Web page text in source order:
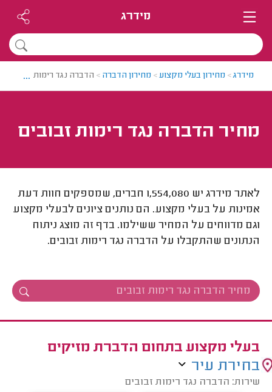
מידרג
מידרג> מחירון בעלי מקצוע> מחירון הדברה > הדברה נגד רימות זבובים
...
מחיר הדברה נגד רימות זבובים
לאתר מידרג יש 1,554,080 חברים, שמספקים חוות דעת
אמינות על בעלי מקצוע. הם נותנים ציונים לבעלי מקצוע
וגם מדווחים על המחיר ששילמו. בדף זה מוצג ניתוח
הנתונים שהתקבלו על הדברה נגד רימות זבובים.
בעלי מקצוע בתחום הדברת מזיקים
בחירת עיר
שירות: הדברה נגד רימות זבובים